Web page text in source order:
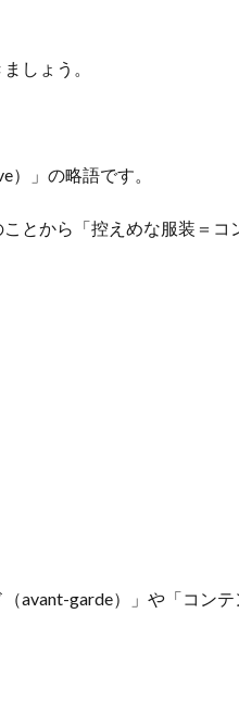
しょう。
」の略語です。
とから「控えめな服装＝コ
avant-garde）」や「コン